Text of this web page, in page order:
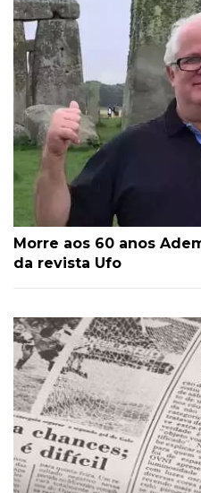
Morre aos 60 anos
da revista Ufo